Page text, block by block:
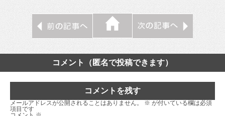
コメント（匿名で投稿できます）
コメントを残す
メールアドレスが公開されることはありません。 ※ が付いている欄は必須
項目です